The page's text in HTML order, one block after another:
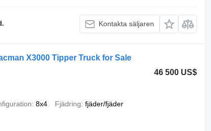
Kontakta säljaren
X3000 Tipper Truck for Sale
46 500 US$
8x4 Fjädring fjäder/fjäder